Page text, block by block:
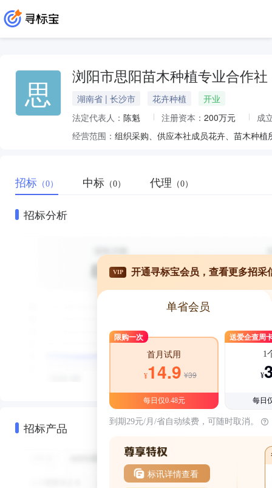
思 浏阳市思阳苗木种植专业合作社
湖南省 | 长沙市 花卉种植
开业
法定代表人： 陈魁 注册资本： 200万元
成
经营范围：
招标 （0） 中标 （0） 代理 （0）
招标分析
招标产品
VIP 开通寻标宝会员，查看更多招采
单省会员
限购一次
首月试用
¥14.9 ¥39
每日仅0.48元
送爱企查周
1
¥
每日
到期29元/月/省自动续费，可随时取消。
标讯详情查看